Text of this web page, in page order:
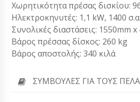
Χωρητικότητα πρέσας δισκίου:
Ηλεκτροκηνυτές: 1,1 kW, 1400
Συνολικές διαστάσεις: 1550mm
Βάρος πρέσσας δίσκος: 260 kg
Βάρος αποστολής: 340 κιλά
ΣΥΜΒΟΥΛΈΣ ΓΙΑ ΤΟΥΣ